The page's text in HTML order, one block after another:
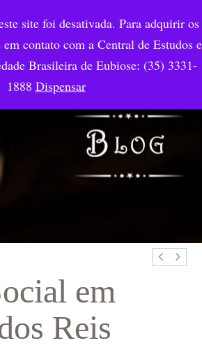
em
Reis
site foi desativada. Para adquirir os
contato com a Central de Estudos e
Brasileira de Eubiose: (35) 3331-
1888 Dispensar